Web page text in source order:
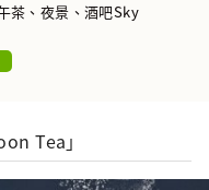
茶、夜景、酒吧Sky
Tea」